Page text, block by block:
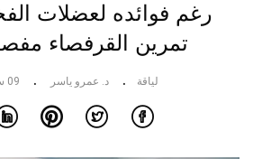
رغم فوائده لعضلات
تمرين القرفصاء
لياقة د. عمرو ياسر 09 سبتمبر 2025